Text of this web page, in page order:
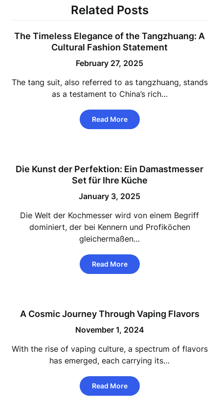
Related Posts
The Timeless Elegance of the Tangzhuang: A
Cultural Fashion Statement
February 27, 2025
The tang suit, also referred to as tangzhuang, stands
as a testament to China’s rich…
Read More
Die Kunst der Perfektion: Ein Damastmesser
Set für Ihre Küche
January 3, 2025
Die Welt der Kochmesser wird von einem Begriff
dominiert, der bei Kennern und Profiköchen
gleichermaßen…
Read More
A Cosmic Journey Through Vaping Flavors
November 1, 2024
With the rise of vaping culture, a spectrum of flavors
has emerged, each carrying its…
Read More